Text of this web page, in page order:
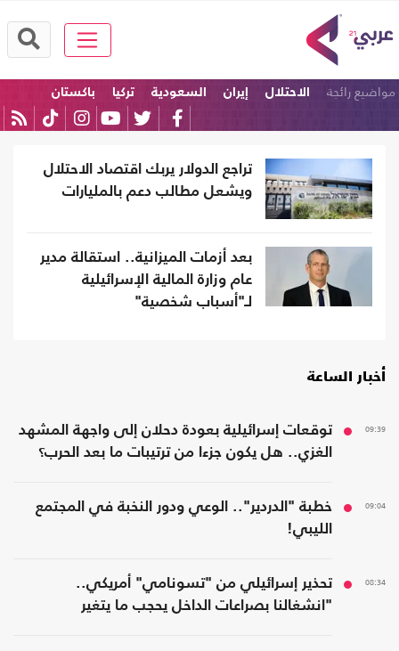
مواضيع رائجة الاحتلال إيران السعودية تركيا
باكستان
تراجع الدولار يربك اقتصاد الاحتلال
ويشعل مطالب دعم بالمليارات
بعد أزمات الميزانية.. استقالة مدير
عام وزارة المالية الإسرائيلية
لـ"أسباب شخصية"
أخبار الساعة
09:39
توقعات إسرائيلية بعودة دحلان إلى واجهة المشهد
الغزي.. هل يكون جزءا من ترتيبات ما بعد الحرب؟
09:04
خطبة "الدردير".. الوعي ودور النخبة في المجتمع
الليبي!
08:34
تحذير إسرائيلي من "تسونامي" أمريكي..
"انشغالنا بصراعات الداخل يحجب ما يتغير